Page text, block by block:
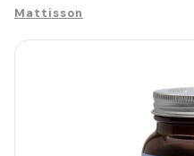
Mattisson